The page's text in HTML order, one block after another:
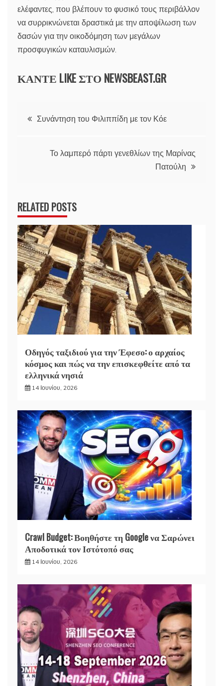
ελέφαντες, που βλέπουν το φυσικό τους περιβάλλον
να συρρικνώνεται δραστικά με την αποψίλωση των
δασών για την οικοδόμηση των μεγάλων
προσφυγικών καταυλισμών.
ΚΑΝΤΕ LIKE ΣΤΟ NEWSBEAST.GR
Πλοήγηση
Συνάντηση του Φιλιππίδη με τον Κόε
Το λαμπερό πάρτι γενεθλίων της Μαρίνας
Πατούλη
RELATED POSTS
Οδηγός ταξιδιού για την Έφεσο: ο αρχαίος
κόσμος και πώς να την επισκεφθείτε από τα
ελληνικά νησιά
14 Ιουνίου, 2026
Crawl Budget: Βοηθήστε τη Google να Σαρώνει
Αποδοτικά τον Ιστότοπό σας
14 Ιουνίου, 2026